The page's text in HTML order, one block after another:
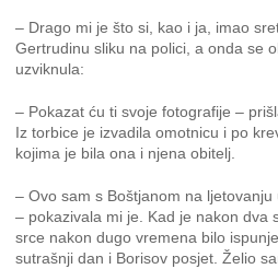
– Drago mi je što si, kao i ja, imao
Gertrudinu sliku na polici, a onda se
uzviknula:
– Pokazat ću ti svoje fotografije –
Iz torbice je izvadila omotnicu i po
kojima je bila ona i njena obitelj.
– Ovo sam s Boštjanom na
– pokazivala mi je. Kad je nakon dva
srce nakon dugo vremena bilo
sutrašnji dan i Borisov posjet. Želio